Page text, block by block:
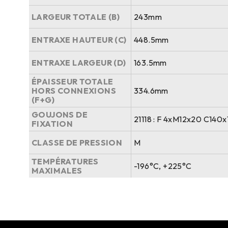
LARGEUR TOTALE (B) 243mm
ENTRAXE HAUTEUR (C) 448.5mm
ENTRAXE LARGEUR (D)
163.5mm
ÉPAISSEUR TOTALE
HORS CONNEXIONS
(F+G)
334.6mm
GOUJONS DE
FIXATION
21118 : F 4xM12x20
CLASSE DE PRESSION
M
TEMPÉRATURES
MAXIMALES
-196°C, +225°C